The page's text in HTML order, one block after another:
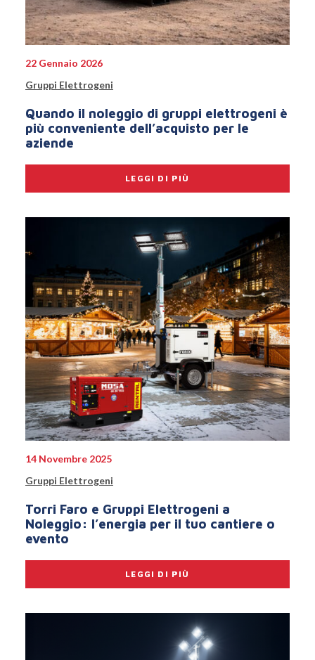
22 Gennaio 2026
Gruppi Elettrogeni
Quando il noleggio di gruppi elettrogeni è
più conveniente dell’acquisto per le
aziende
LEGGI DI PIÙ
14 Novembre 2025
Gruppi Elettrogeni
Torri Faro e Gruppi Elettrogeni a
Noleggio: l’energia per il tuo cantiere o
evento
LEGGI DI PIÙ